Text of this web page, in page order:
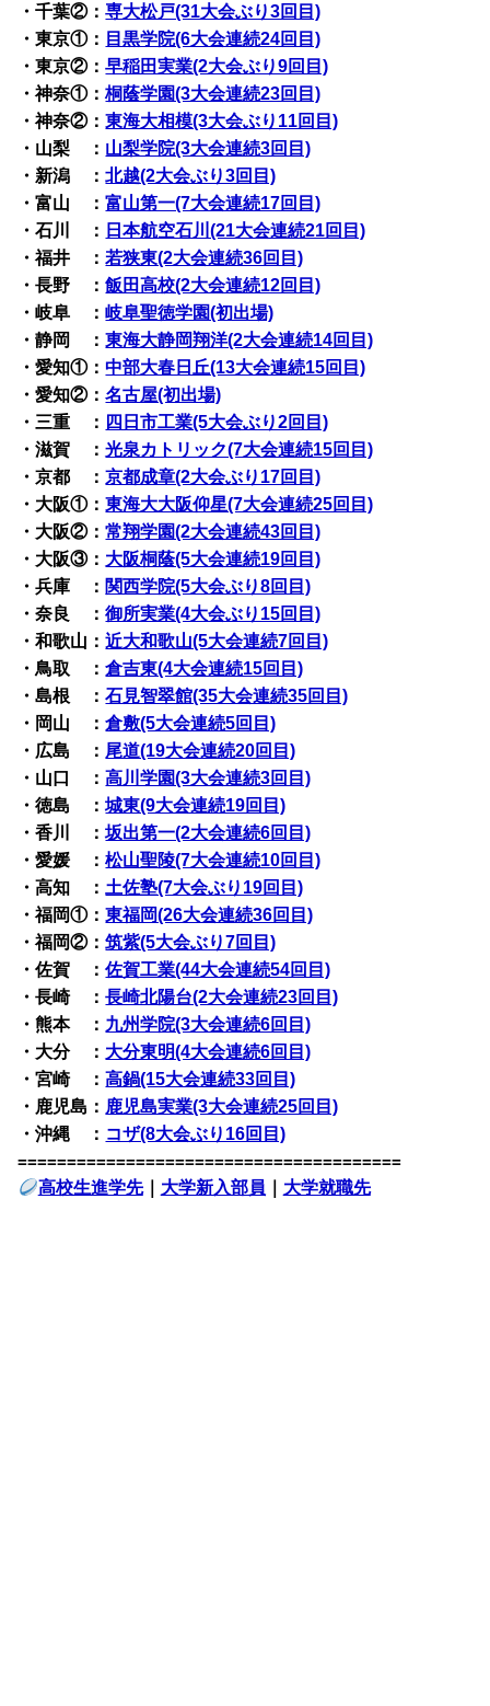
・千葉②：専大松戸(31大会ぶり3回目)
・東京①： 目黒学院(6大会連続24回目)
・東京②：早稲田実業(2大会ぶり9回目)
・神奈①：桐蔭学園(3大会連続23回目)
・神奈②：東海大相模(3大会ぶり11回目)
・山梨 ： 山梨学院(3大会連続3回目)
・新潟 ：北越(2大会ぶり3回目)
・富山 ：富山第一(7大会連続17回目)
・石川 ： 日本航空石川(21大会連続21回目)
・福井 ：若狭東(2大会連続36回目)
・長野 ：飯田高校(2大会連続12回目)
・岐阜 ：岐阜聖徳学園(初出場)
・静岡 ：東海大静岡翔洋(2大会連続14回目)
・愛知①：中部大春日丘(13大会連続15回目)
・愛知②：名古屋(初出場)
・三重 ： 四日市工業(5大会ぶり2回目)
・滋賀 ：光泉カトリック(7大会連続15回目)
・京都 ：京都成章(2大会ぶり17回目)
・大阪①：東海大大阪仰星(7大会連続25回目)
・大阪②：常翔学園(2大会連続43回目)
・大阪③： 大阪桐蔭(5大会連続19回目)
・兵庫 ： 関西学院(5大会ぶり8回目)
・奈良 ：御所実業(4大会ぶり15回目)
・和歌山：近大和歌山(5大会連続7回目)
・鳥取 ：倉吉東(4大会連続15回目)
・島根 ：石見智翠館(35大会連続35回目)
・岡山 ：倉敷(5大会連続5回目)
・広島 ： 尾道(19大会連続20回目)
・山口 ：高川学園(3大会連続3回目)
・徳島 ：城東(9大会連続19回目)
・香川 ：坂出第一(2大会連続6回目)
・愛媛 ：松山聖陵(7大会連続10回目)
・高知 ： 土佐塾(7大会ぶり19回目)
・福岡①：東福岡(26大会連続36回目)
・福岡②：筑紫(5大会ぶり7回目)
・佐賀 ：佐賀工業(44大会連続54回目)
・長崎 ：長崎北陽台(2大会連続23回目)
・熊本 ： 九州学院(3大会連続6回目)
・大分 ： 大分東明(4大会連続6回目)
・宮崎 ：高鍋(15大会連続33回目)
・鹿児島： 鹿児島実業(3大会連続25回目)
・沖縄 ： コザ(8大会ぶり16回目)
=======================================
高校生進学先｜ 大学新入部員 大学就職先